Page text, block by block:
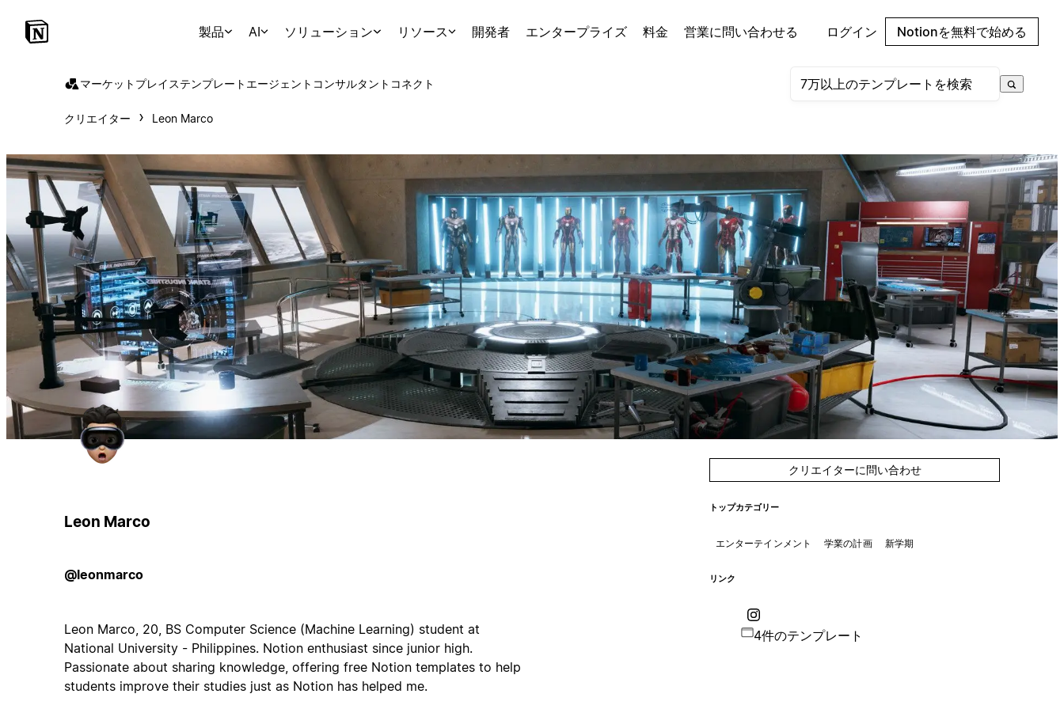
製品 AI ソリューション リソース 開発者 エンタープライズ 料金 営業に問い合わせる ログイン Notionを無料で始める
マーケットプレイステンプレート エージェント コンサルタント コネクト
クリエイター Leon Marco
Leon Marco
@leonmarco
Leon Marco, 20, BS Computer Science (Machine Learning) student at
National University - Philippines. Notion enthusiast since junior high.
Passionate about sharing knowledge, offering free Notion templates to help
students improve their studies just as Notion has helped me.
クリエイターに問い合わせ
トップカテゴリー
エンターテインメント 学業の計画 新学期
リンク
4件のテンプレート